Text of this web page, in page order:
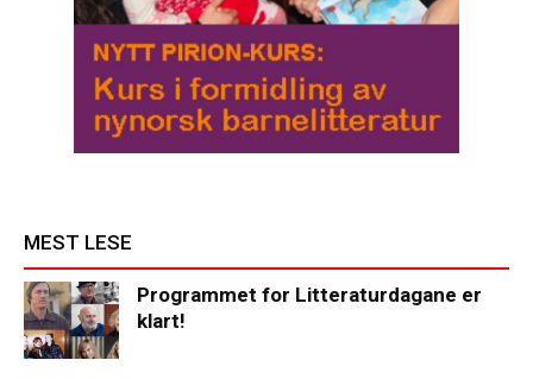
MEST LESE
Programmet for Litteraturdagane er
klart!